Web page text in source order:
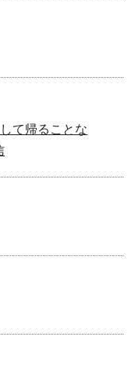
て帰ることな